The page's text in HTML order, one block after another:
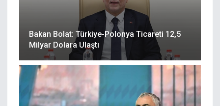
Bakan Bolat: Türkiye-Polonya Ticareti 12,5
Milyar Dolara Ulaştı